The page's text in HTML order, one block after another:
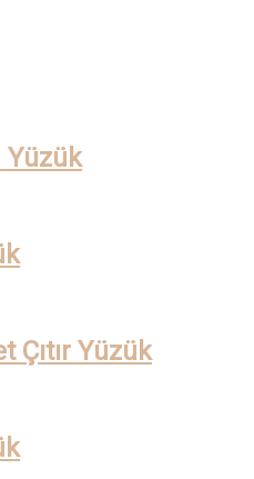
Yüzük
Çıtır Yüzük